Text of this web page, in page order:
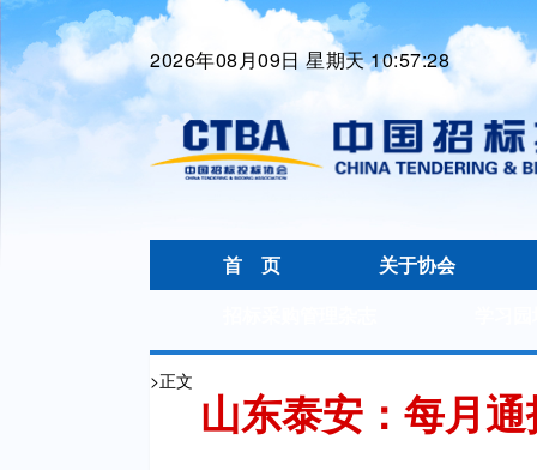
2026年08月09日 星期天 10:57:28
首 页
关于协会
>正文
山东泰安：每月